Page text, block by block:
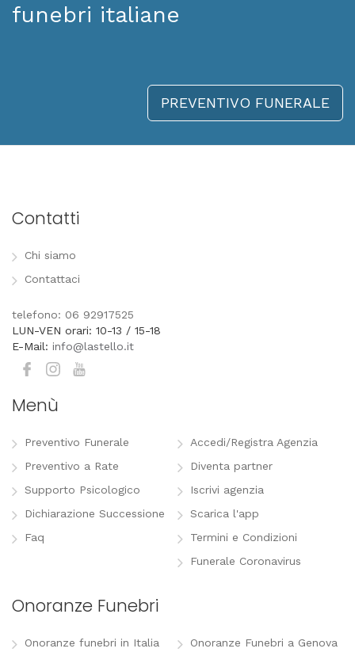
funebri italiane
PREVENTIVO FUNERALE
Contatti
Chi siamo
Contattaci
telefono: 06 92917525
LUN-VEN orari: 10-13 / 15-18
E-Mail: info@lastello.it
Menù
Preventivo Funerale
Preventivo a Rate
Supporto Psicologico
Dichiarazione Successione
Faq
Accedi/Registra Agenzia
Diventa partner
Iscrivi agenzia
Scarica l'app
Termini e Condizioni
Funerale Coronavirus
Onoranze Funebri
Onoranze funebri in Italia Onoranze Funebri a Genova